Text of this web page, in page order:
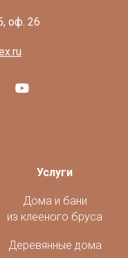
Услуги
Дома и бани
из клееного бруса
Деревянные дома